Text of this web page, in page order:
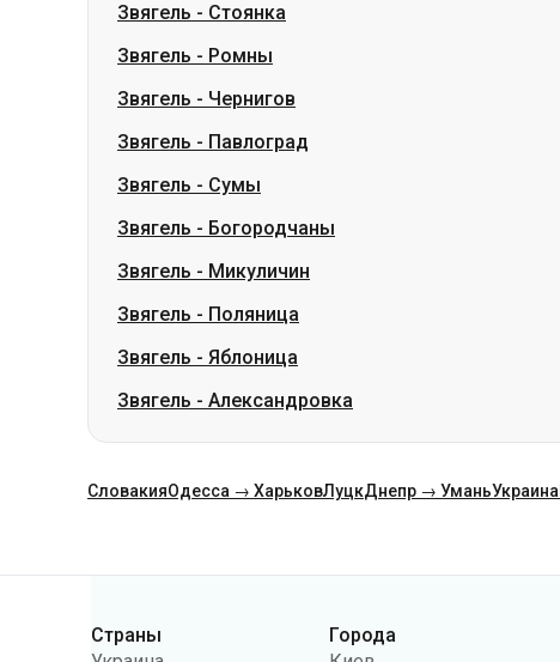
Звягель - Стоянка
Звягель - Ромны
Звягель - Чернигов
Звягель - Павлоград
Звягель - Сумы
Звягель - Богородчаны
Звягель - Микуличин
Звягель - Поляница
Звягель - Яблоница
Звягель - Александровка
СловакияОдесса → ХарьковЛуцкДнепр → УманьУкраина
Категории
Страны
Города